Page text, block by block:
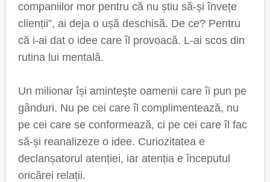
companiilor mor pentru că nu știu să-și învețe
clienții”, ai deja o ușă deschisă. De ce? Pentru
că i-ai dat o idee care îl provoacă. L-ai scos din
rutina lui mentală.
Un milionar își amintește oamenii care îi pun pe
gânduri. Nu pe cei care îl complimentează, nu
pe cei care se conformează, ci pe cei care îl fac
să-și reanalizeze o idee. Curiozitatea e
declanșatorul atenției, iar atenția e începutul
oricărei relații.